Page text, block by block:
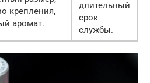
крепления,
аромат.
длительный
срок
службы.